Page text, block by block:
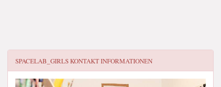
SPACELAB_GIRLSKONTAKT INFORMATIONEN